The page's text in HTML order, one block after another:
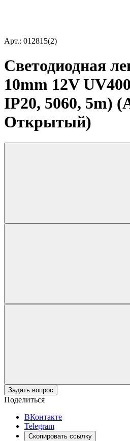
Арт.: 012815(2)
Светодиодная
10mm 12V
IP20, 5060, 5m)
Открытый)
Задать вопрос
Поделиться
ВКонтакте
Telegram
Скопировать ссылку